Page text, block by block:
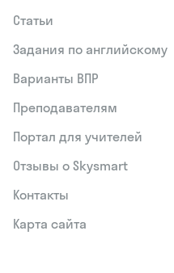
Статьи
Задания по английскому
Варианты ВПР
Преподавателям
Портал для учителей
Отзывы о Skysmart
Контакты
Карта сайта